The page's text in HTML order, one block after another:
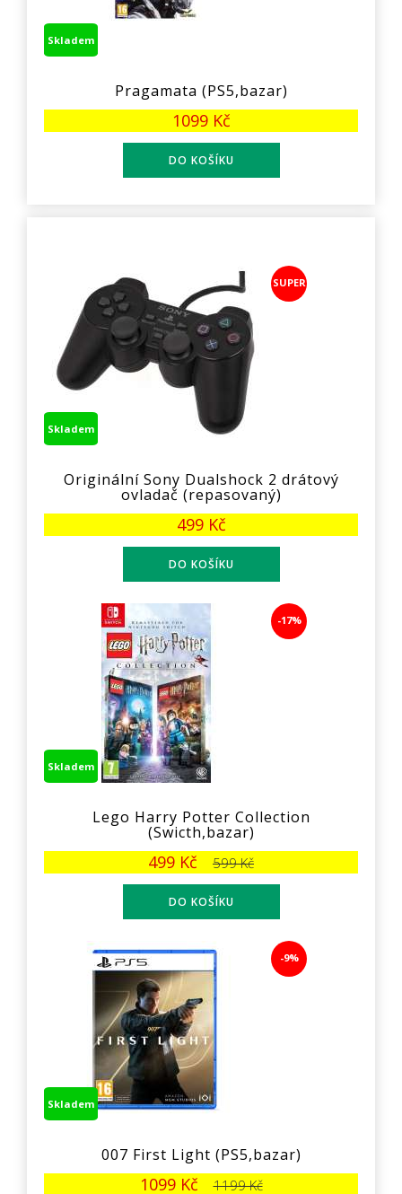
Skladem
Pragamata (PS5,bazar)
1099 Kč
SUPER
Skladem
Originální Sony Dualshock 2 drátový
ovladač (repasovaný)
499 Kč
-17%
Skladem
Lego Harry Potter Collection
(Swicth,bazar)
499 Kč 599 Kč
-9%
Skladem
007 First Light (PS5,bazar)
1099 Kč 1199 Kč